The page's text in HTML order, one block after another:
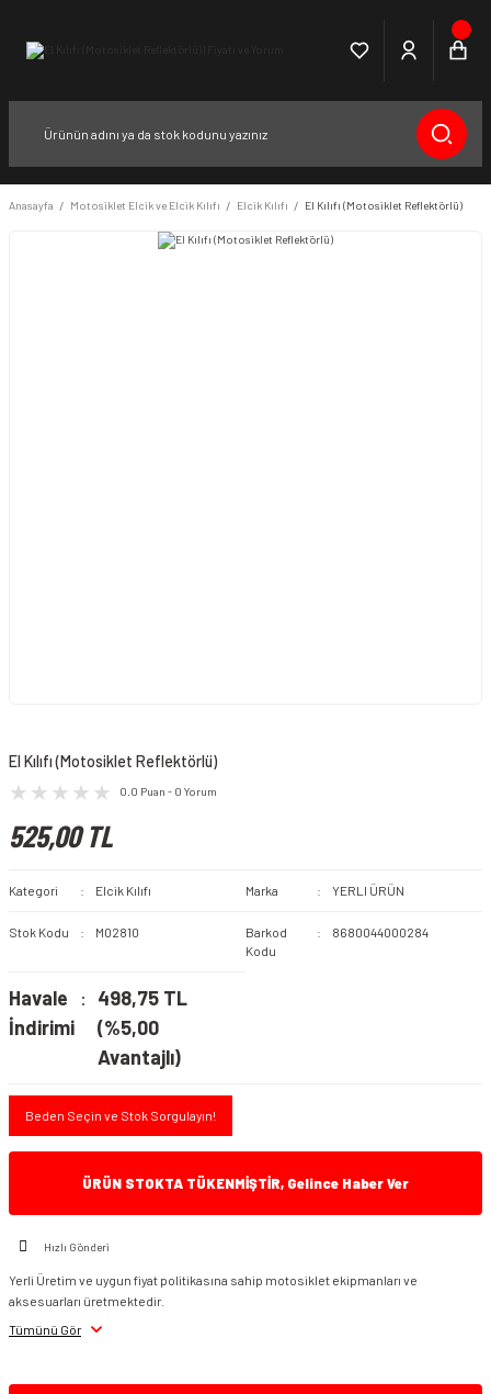
Anasayfa Motosiklet Elcik ve Elcik Kılıfı Elcik Kılıfı El Kılıfı (Motosiklet Reflektörlü)
El Kılıfı (Motosiklet Reflektörlü)
0.0 Puan - 0 Yorum
525,00 TL
Kategori Elcik Kılıfı Marka YERLI ÜRÜN
Stok Kodu M02810
Barkod
Kodu
8680044000284
Havale
İndirimi
498,75 TL
(%5,00
Avantajlı)
Beden Seçin ve Stok Sorgulayın!
ÜRÜN STOKTA TÜKENMİŞTİR, Gelince Haber Ver
Hızlı Gönderi
Yerli Üretim ve uygun fiyat politikasına sahip motosiklet ekipmanları ve
aksesuarları üretmektedir.
Tümünü Gör